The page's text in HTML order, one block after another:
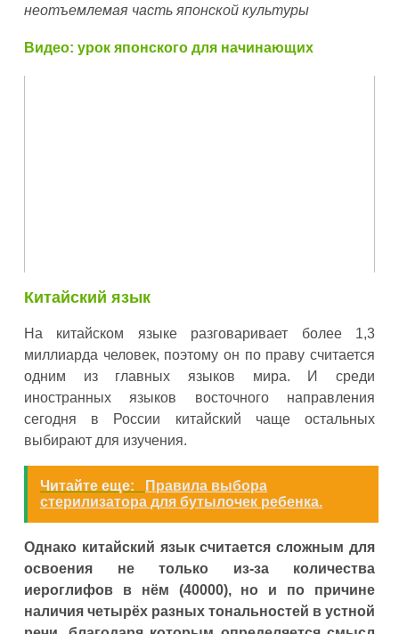
неотъемлемая часть японской культуры
Видео: урок японского для начинающих
Китайский язык
На китайском языке разговаривает более 1,3
миллиарда человек, поэтому он по праву считается
одним из главных языков мира. И среди
иностранных языков восточного направления
сегодня в России китайский чаще остальных
выбирают для изучения.
Читайте еще:
Правила выбора
стерилизатора для бутылочек ребенка.
Однако китайский язык считается сложным для
освоения не только из-за количества
иероглифов в нём (40000), но и по причине
наличия четырёх разных тональностей в устной